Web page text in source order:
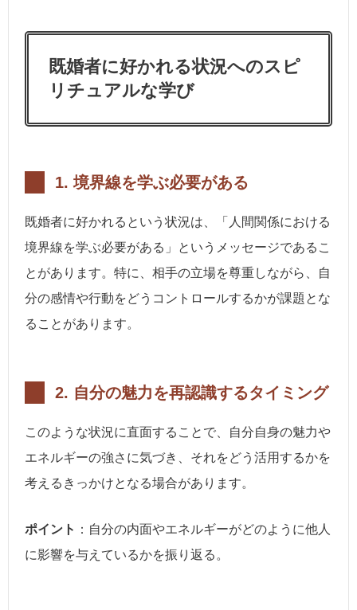
既婚者に好かれる状況へのスピ
リチュアルな学び
1.境界線を学ぶ必要がある
既婚者に好かれるという状況は、「人間関係における
境界線を学ぶ必要がある」というメッセージであるこ
とがあります。特に、相手の立場を尊重しながら、自
分の感情や行動をどうコントロールするかが課題とな
ることがあります。
2. 自分の魅力を再認識するタイミング
このような状況に直面することで、自分自身の魅力や
エネルギーの強さに気づき、それをどう活用するかを
考えるきっかけとなる場合があります。
ポイント ：自分の内面やエネルギーがどのように他人
に影響を与えているかを振り返る。